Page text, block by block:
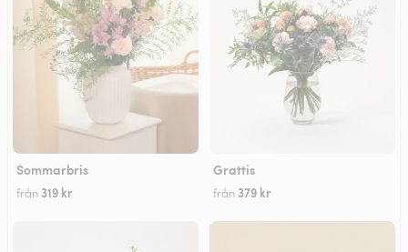
Sommarbris
från 319 kr
Grattis
från 379 kr